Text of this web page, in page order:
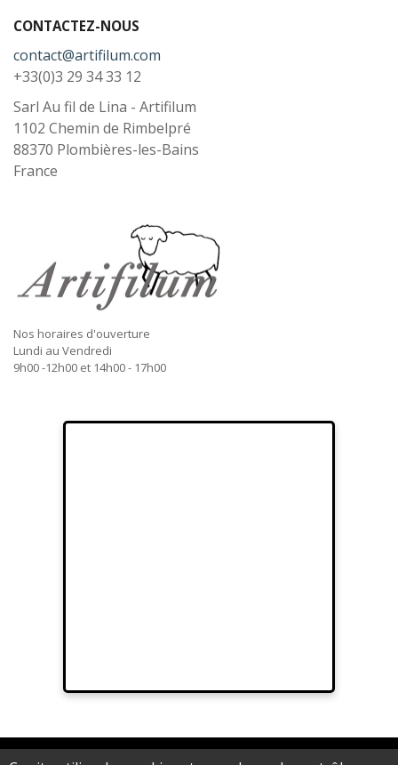
CONTACTEZ-NOUS
contact@artifilum.com
+33(0)3 29 34 33 12
Sarl Au fil de Lina - Artifilum
1102 Chemin de Rimbelpré
88370 Plombières-les-Bains
France
Nos horaires d'ouverture
Lundi au Vendredi
9h00 -12h00 et 14h00 - 17h00
© 2012 Sarl Au fil de Lina - Artifilum au capital de 15.000,00 € - RCS